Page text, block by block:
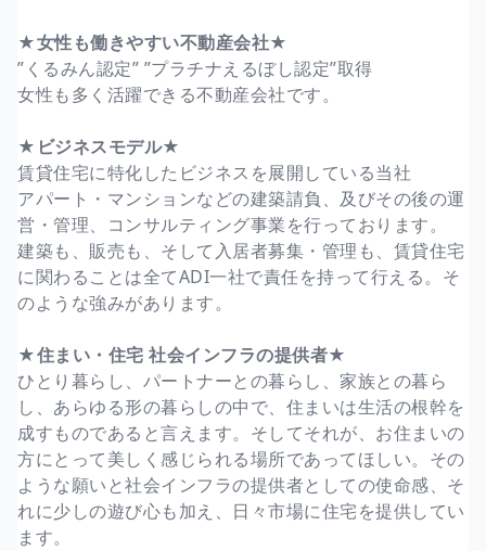
★女性も働きやすい不動産会社★
”くるみん認定” ”プラチナえるぼし認定”取得
女性も多く活躍できる不動産会社です。
★ビジネスモデル★
賃貸住宅に特化したビジネスを展開している当社
アパート・マンションなどの建築請負、及びその後の運
営・管理、コンサルティング事業を行っております。
建築も、販売も、そして入居者募集・管理も、賃貸住宅
に関わることは全てADI一社で責任を持って行える。そ
のような強みがあります。
★住まい・住宅 社会インフラの提供者★
ひとり暮らし、パートナーとの暮らし、家族との暮ら
し、あらゆる形の暮らしの中で、住まいは生活の根幹を
成すものであると言えます。そしてそれが、お住まいの
方にとって美しく感じられる場所であってほしい。その
ような願いと社会インフラの提供者としての使命感、そ
れに少しの遊び心も加え、日々市場に住宅を提供してい
ます。